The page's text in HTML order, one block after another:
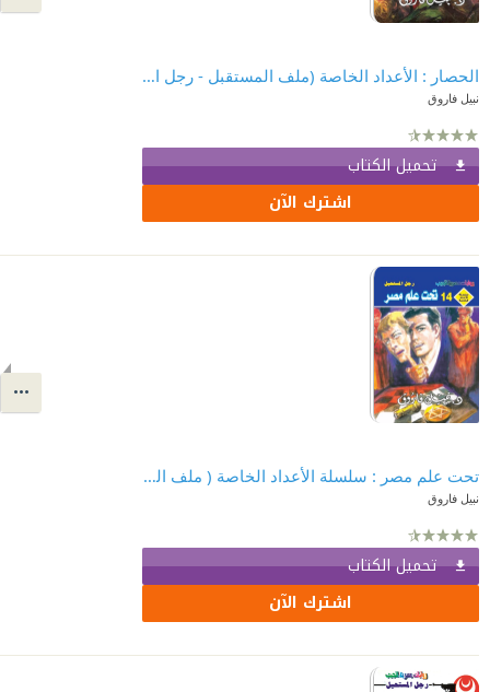
الحصار : الأعداد الخاصة (ملف المستقبل - رجل المستحيل) 12
نبيل فاروق
تحميل الكتاب
اشترك الآن
تحت علم مصر : سلسلة الأعداد الخاصة ( ملف المستقبل - رجل المستحيل ) 14
نبيل فاروق
تحميل الكتاب
اشترك الآن